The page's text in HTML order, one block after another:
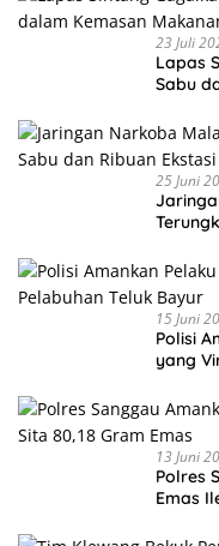
23 Juli
Lapas
Sabu
25 Juni
15 Juni
Polisi
yang
13 Juni
Polres
Emas